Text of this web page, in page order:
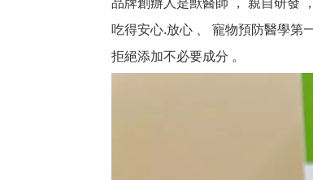
品牌創辦人是獸醫師 ， 親自研發 ，
吃得安心.放心 、 寵物預防醫學第
拒絕添加不必要成分 。